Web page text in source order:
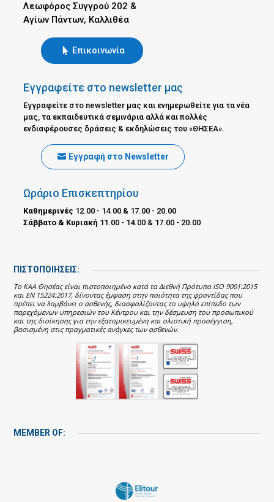
Λεωφόρος Συγγρού 202 &
Αγίων Πάντων, Καλλιθέα
Επικοινωνία
Εγγραφείτε στο newsletter μας
Εγγραφείτε στο newsletter μας και ενημερωθείτε για τα νέα
μας, τα εκπαιδευτικά σεμινάρια αλλά και πολλές
ενδιαφέρουσες δράσεις & εκδηλώσεις του «ΘΗΣΕΑ».
Εγγραφή στο Newsletter
Ωράριο Επισκεπτηρίου
Καθημερινές 12.00 - 14.00 & 17.00 - 20.00
Σάββατο & Κυριακή 11.00 - 14.00 & 17.00 - 20.00
ΠΙΣΤΟΠΟΙΗΣΕΙΣ:
Το ΚΑΑ Θησέας είναι πιστοποιημένο κατά τα Διεθνή Πρότυπα ISO 9001:2015
και EN 15224:2017, δίνοντας έμφαση στην ποιότητα της φροντίδας που
πρέπει να λαμβάνει ο ασθενής, διασφαλίζοντας το υψηλό επίπεδο των
παρεχόμενων υπηρεσιών του Κέντρου και την δέσμευση του προσωπικού
και της διοίκησης για την εξατομικευμένη και ολιστική προσέγγιση,
βασισμένη στις πραγματικές ανάγκες των ασθενών.
MEMBER OF: